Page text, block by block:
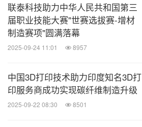
联泰科技助力中华人民共和国第三
届职业技能大赛"世赛选拔赛-增材
制造赛项"圆满落幕
2025-09-24 11:01 8957
中国3D打印技术助力印度知名3D打
印服务商成功实现碳纤维制造升级
2025-09-22 08:30 8501